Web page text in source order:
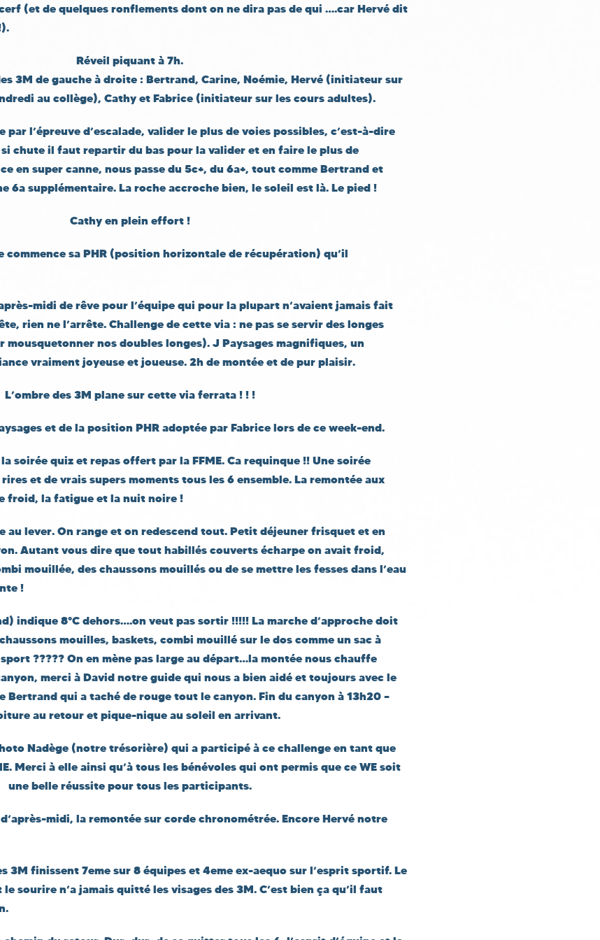
(et de quelques ronflements dont on ne dira pas de qui ….car Hervé dit
Réveil piquant à 7h.
3M de gauche à droite : Bertrand, Carine, Noémie, Hervé (initiateur sur
au collège), Cathy et Fabrice (initiateur sur les cours adultes).
par l’épreuve d’escalade, valider le plus de voies possibles, c’est-à-dire
chute il faut repartir du bas pour la valider et en faire le plus de
en super canne, nous passe du 5c+, du 6a+, tout comme Bertrand et
6a supplémentaire. La roche accroche bien, le soleil est là. Le pied !
Cathy en plein effort !
commence sa PHR (position horizontale de récupération) qu’il
midi de rêve pour l’équipe qui pour la plupart n’avaient jamais fait
rien ne l’arrête. Challenge de cette via : ne pas se servir des longes
mousquetonner nos doubles longes). J Paysages magnifiques, un
vraiment joyeuse et joueuse. 2h de montée et de pur plaisir.
L’ombre des 3M plane sur cette via ferrata ! ! !
et de la position PHR adoptée par Fabrice lors de ce week-end.
soirée quiz et repas offert par la FFME. Ca requinque !! Une soirée
et de vrais supers moments tous les 6 ensemble. La remontée aux
froid, la fatigue et la nuit noire !
au lever. On range et on redescend tout. Petit déjeuner frisquet et en
Autant vous dire que tout habillés couverts écharpe on avait froid,
mouillée, des chaussons mouillés ou de se mettre les fesses dans l’eau
!
indique 8°C dehors….on veut pas sortir !!!!! La marche d’approche doit
mouilles, baskets, combi mouillé sur le dos comme un sac à
????? On en mène pas large au départ…la montée nous chauffe
merci à David notre guide qui nous a bien aidé et toujours avec le
Bertrand qui a taché de rouge tout le canyon. Fin du canyon à 13h20 –
au retour et pique-nique au soleil en arrivant.
Nadège (notre trésorière) qui a participé à ce challenge en tant que
Merci à elle ainsi qu’à tous les bénévoles qui ont permis que ce WE soit
une belle réussite pour tous les participants.
midi, la remontée sur corde chronométrée. Encore Hervé notre
3M finissent 7eme sur 8 équipes et 4eme ex-aequo sur l’esprit sportif. Le
sourire n’a jamais quitté les visages des 3M. C’est bien ça qu’il faut